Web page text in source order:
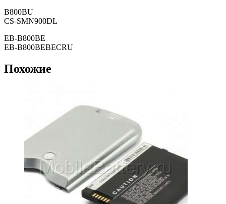
B800BU
CS-SMN900DL
EB-B800BE
EB-B800BEBECRU
Похожие